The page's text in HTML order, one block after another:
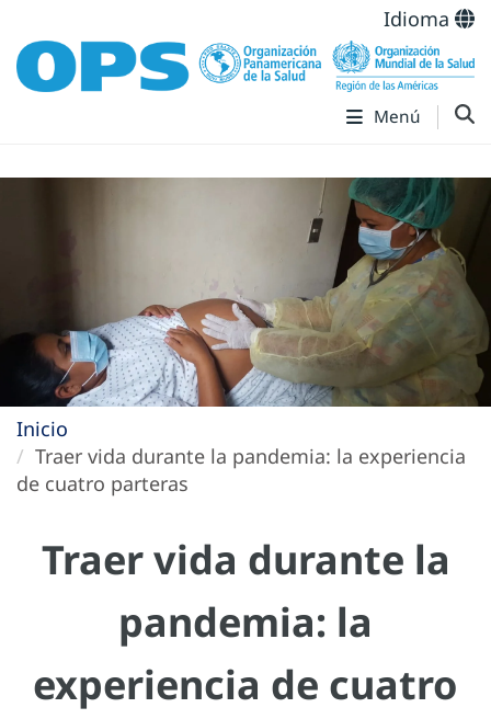
Idioma
Menú
Inicio
Traer vida durante la pandemia: la experiencia
de cuatro parteras
Traer vida durante la
pandemia: la
experiencia de cuatro